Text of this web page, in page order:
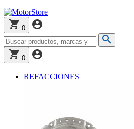
0
0
REFACCIONES